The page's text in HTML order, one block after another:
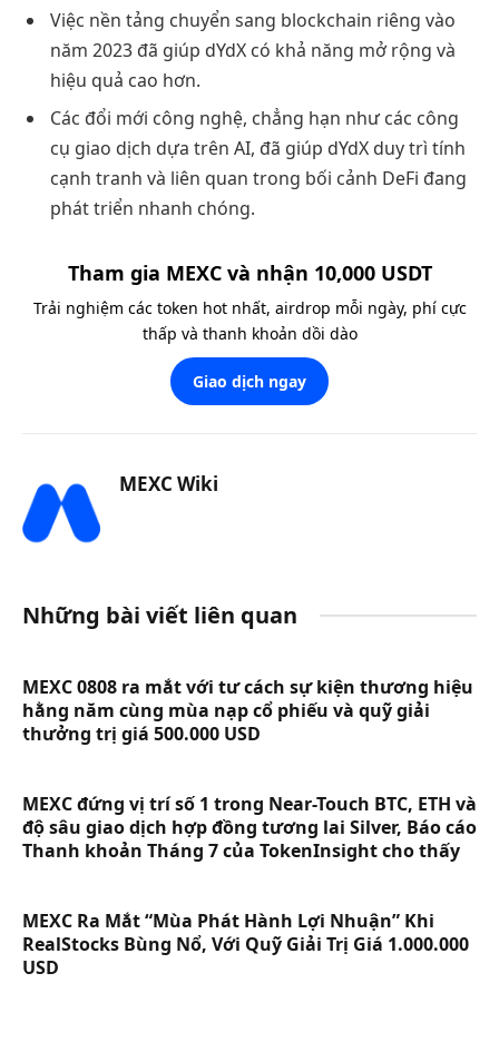
Việc nền tảng chuyển sang blockchain riêng vào
năm 2023 đã giúp dYdX có khả năng mở rộng và
hiệu quả cao hơn.
Các đổi mới công nghệ, chẳng hạn như các công
cụ giao dịch dựa trên AI, đã giúp dYdX duy trì tính
cạnh tranh và liên quan trong bối cảnh DeFi đang
phát triển nhanh chóng.
Tham gia MEXC và nhận 10,000 USDT
Trải nghiệm các token hot nhất, airdrop mỗi ngày, phí cực
thấp và thanh khoản dồi dào
Giao dịch ngay
MEXC Wiki
Những bài viết liên quan
MEXC 0808 ra mắt với tư cách sự kiện thương hiệu
hằng năm cùng mùa nạp cổ phiếu và quỹ giải
thưởng trị giá 500.000 USD
MEXC đứng vị trí số 1 trong Near-Touch BTC, ETH và
độ sâu giao dịch hợp đồng tương lai Silver, Báo cáo
Thanh khoản Tháng 7 của TokenInsight cho thấy
MEXC Ra Mắt “Mùa Phát Hành Lợi Nhuận” Khi
RealStocks Bùng Nổ, Với Quỹ Giải Trị Giá 1.000.000
USD